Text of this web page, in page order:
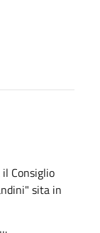
Consiglio
sita in